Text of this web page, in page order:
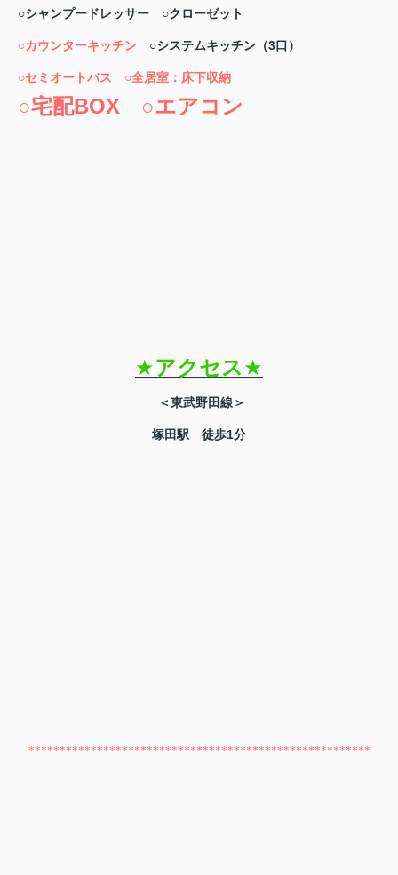
○シャンプードレッサー ○クローゼット
○カウンターキッチン ○システムキッチン（3口）
○セミオートバス ○全居室：床下収納
○宅配BOX ○エアコン
★アクセス★
＜東武野田線＞
塚田駅 徒歩1分
*******************************************************